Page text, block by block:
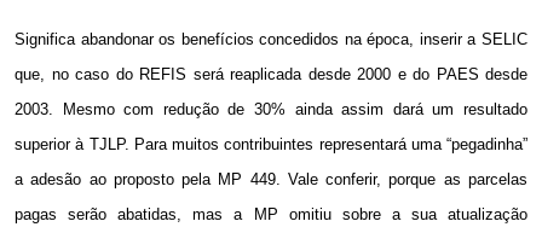
Significa abandonar os benefícios concedidos na época, inserir a SELIC
que, no caso do REFIS será reaplicada desde 2000 e do PAES desde
2003. Mesmo com redução de 30% ainda assim dará um resultado
superior à TJLP. Para muitos contribuintes representará uma “pegadinha”
a adesão ao proposto pela MP 449. Vale conferir, porque as parcelas
pagas serão abatidas, mas a MP omitiu sobre a sua atualização